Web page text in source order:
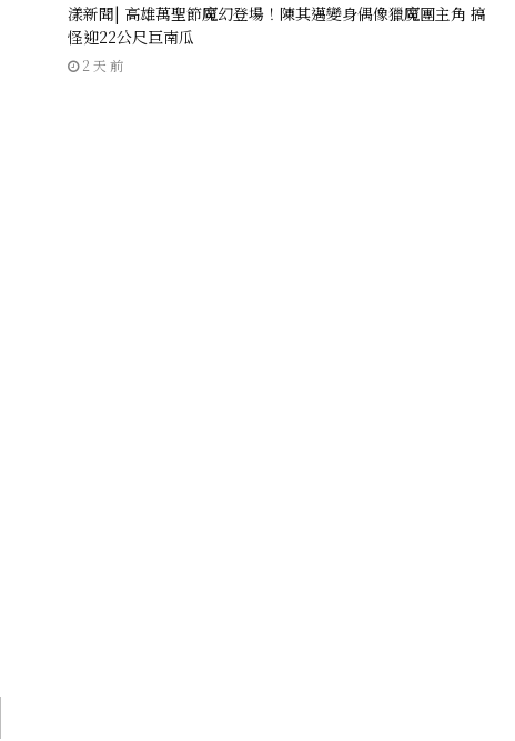
漾新聞| 高雄萬聖節魔幻登場！陳其邁變身偶像獵魔團主角 搞
怪迎22公尺巨南瓜
2 天 前